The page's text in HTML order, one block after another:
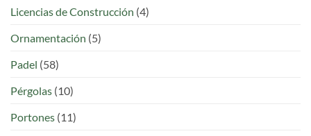
Licencias de Construcción (4)
Ornamentación (5)
Padel (58)
Pérgolas (10)
Portones (11)